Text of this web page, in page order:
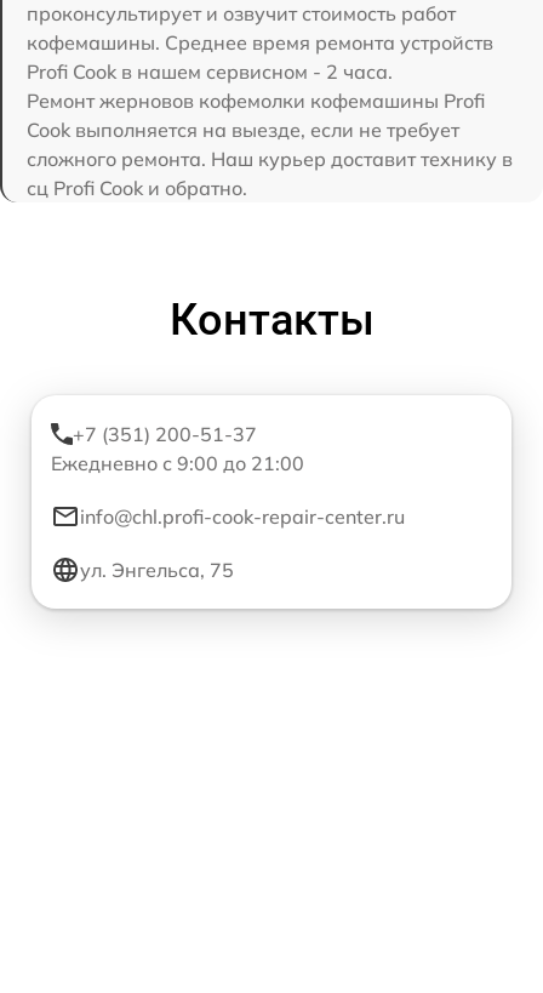
проконсультирует и озвучит стоимость работ
кофемашины. Среднее время ремонта устройств
Profi Cook в нашем сервисном - 2 часа.
Ремонт жерновов кофемолки кофемашины Profi
Cook выполняется на выезде, если не требует
сложного ремонта. Наш курьер доставит технику в
сц Profi Cook и обратно.
Контакты
+7 (351) 200-51-37
Ежедневно с 9:00 до 21:00
info@chl.profi-cook-repair-center.ru
ул. Энгельса, 75